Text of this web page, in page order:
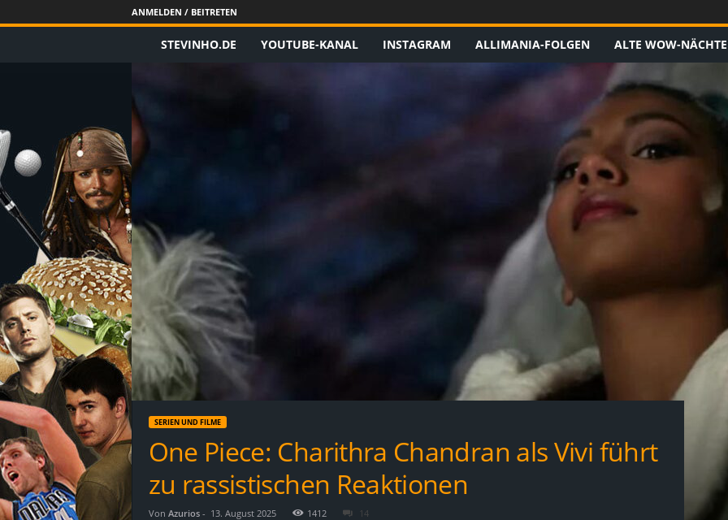
ANMELDEN / BEITRETEN
n
h
e
i
STEVINHO.DE YOUTUBE-KANAL INSTAGRAM ALLIMANIA-FOLGEN ALTE WOW-NÄCHTE
SERIEN UND FILME
One Piece: Charithra Chandran als Vivi führt
zu rassistischen Reaktionen
Von Azurios- 13. August 2025 1412 14